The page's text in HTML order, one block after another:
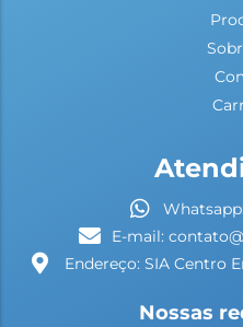
E-mail:
Endereço: SIA Centro
Nossas